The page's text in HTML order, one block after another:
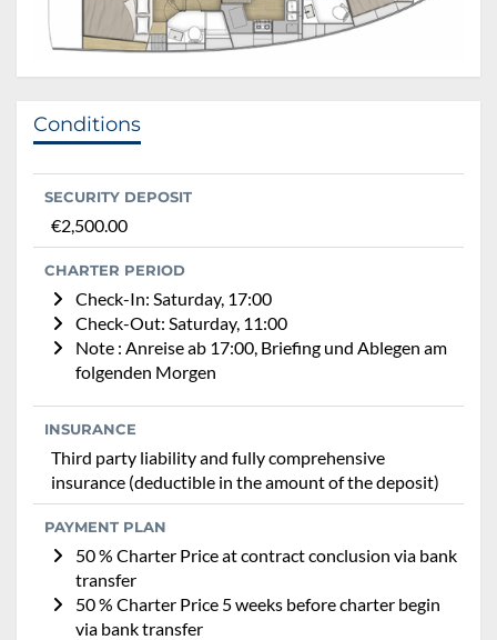
Conditions
SECURITY DEPOSIT
€2,500.00
CHARTER PERIOD
Check-In: Saturday, 17:00
Check-Out: Saturday, 11:00
Note : Anreise ab 17:00, Briefing und Ablegen am
folgenden Morgen
INSURANCE
Third party liability and fully comprehensive
insurance (deductible in the amount of the deposit)
PAYMENT PLAN
50 % Charter Price at contract conclusion via bank
transfer
50 % Charter Price 5 weeks before charter begin
via bank transfer